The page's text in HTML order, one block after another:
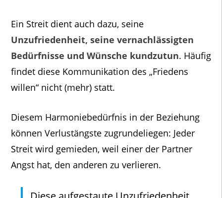
Ein Streit dient auch dazu, seine
Unzufriedenheit, seine vernachlässigten
Bedürfnisse und Wünsche kundzutun. Häufig
findet diese Kommunikation des „Friedens
willen“ nicht (mehr) statt.
Diesem Harmoniebedürfnis in der Beziehung
können Verlustängste zugrundeliegen: Jeder
Streit wird gemieden, weil einer der Partner
Angst hat, den anderen zu verlieren.